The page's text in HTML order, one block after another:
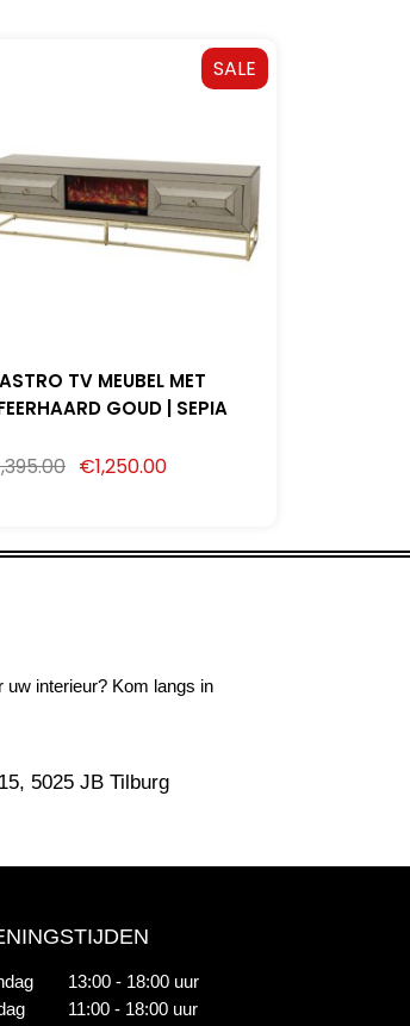
SALE
TV MEUBEL MET
GOUD | SEPIA
€1,250.00
uw interieur? Kom langs in
5025 JB Tilburg
13:00 - 18:00 uur
11:00 - 18:00 uur